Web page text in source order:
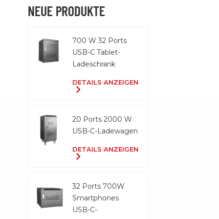
NEUE PRODUKTE
700 W 32 Ports
USB-C Tablet-
Ladeschrank
DETAILS ANZEIGEN
20 Ports 2000 W
USB-C-Ladewagen
DETAILS ANZEIGEN
32 Ports 700W
Smartphones
USB-C-